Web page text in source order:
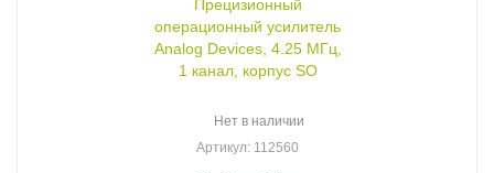
Прецизионный
операционный усилитель
Analog Devices, 4.25 МГц,
1 канал, корпус SO
Нет в наличии
Артикул: 112560